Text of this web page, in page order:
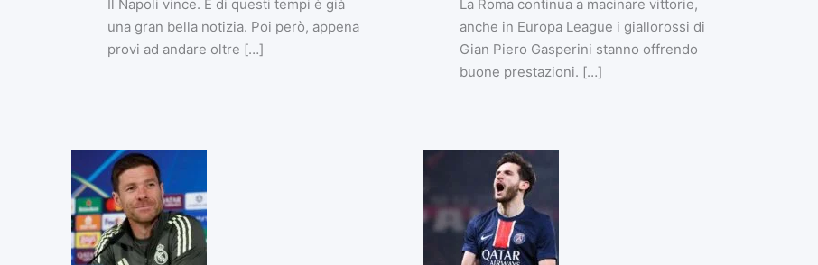
Il Napoli vince. E di questi tempi è già
una gran bella notizia. Poi però, appena
provi ad andare oltre […]
La Roma continua a macinare vittorie,
anche in Europa League i giallorossi di
Gian Piero Gasperini stanno offrendo
buone prestazioni. […]